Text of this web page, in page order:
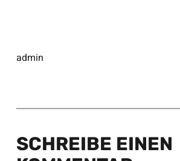
admin
SCHREIBE EINEN